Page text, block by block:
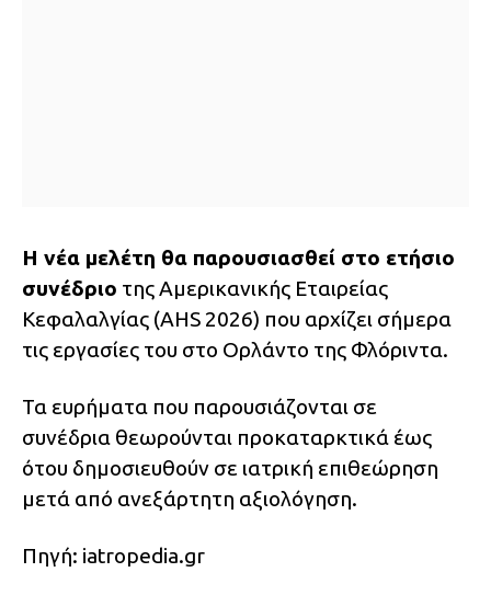
Η νέα μελέτη θα παρουσιασθεί στο ετήσιο
συνέδριο της Αμερικανικής Εταιρείας
Κεφαλαλγίας (AHS 2026) που αρχίζει σήμερα
τις εργασίες του στο Ορλάντο της Φλόριντα.
Τα ευρήματα που παρουσιάζονται σε
συνέδρια θεωρούνται προκαταρκτικά έως
ότου δημοσιευθούν σε ιατρική επιθεώρηση
μετά από ανεξάρτητη αξιολόγηση.
Πηγή: iatropedia.gr